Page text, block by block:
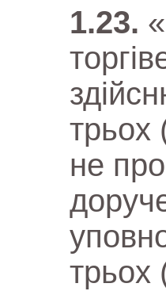
трьох
не
трьох